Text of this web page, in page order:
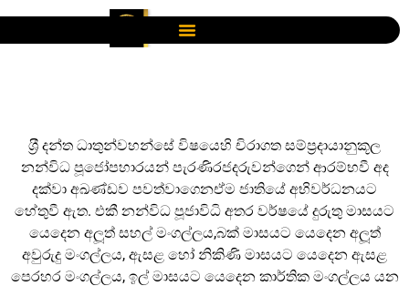
ශ‍්‍රී දන්ත ධාතුන්වහන්සේ විෂයෙහි චිරාගත සම්ප‍්‍රදායානුකූල
නන්විධ පූජෝපහාරයන් පැරණිරජදරුවන්ගෙන් ආරම්භවී අද
දක්වා අඛණ්ඩව පවත්වාගෙනඒම ජාතියේ අභිවර්ධනයට
හේතුවී ඇත. එකී නන්විධ පූජාවිධි අතර වර්ෂයේ දුරුතු මාසයට
යෙදෙන අලූත් සහල් මංගල්ලය,බක් මාසයට යෙදෙන අලූත්
අවුරුදු මංගල්ලය, ඇසළ හෝ නිකිණි මාසයට යෙදෙන ඇසළ
පෙරහර මංගල්ලය, ඉල් මාසයට යෙදෙන කාර්තික මංගල්ලය යන